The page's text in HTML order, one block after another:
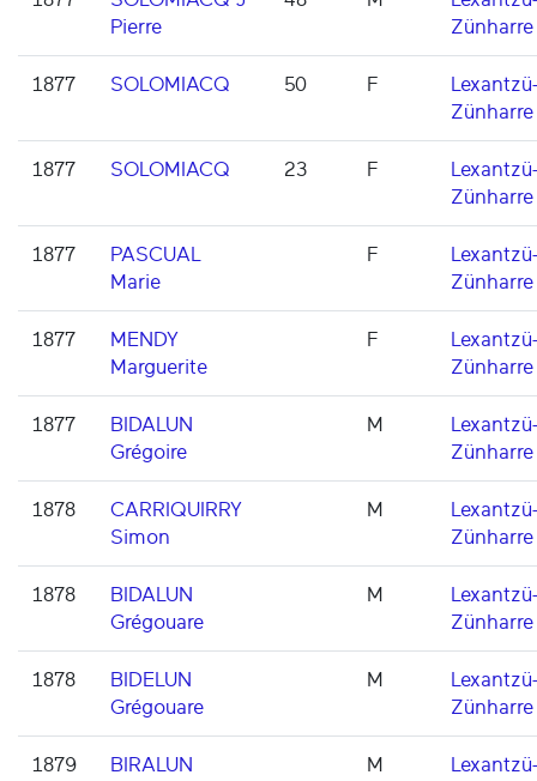
Pierre
Zünharre
1877 SOLOMIACQ 50 F
Lexantzü-
Zünharre
1877 SOLOMIACQ 23 F
Lexantzü-
Zünharre
1877
PASCUAL
Marie
F
Lexantzü-
Zünharre
1877
MENDY
Marguerite
F
Lexantzü-
Zünharre
1877
BIDALUN
Grégoire
M
Lexantzü-
Zünharre
1878
CARRIQUIRRY
Simon
M
Lexantzü-
Zünharre
1878
BIDALUN
Grégouare
M
Lexantzü-
Zünharre
1878
BIDELUN
Grégouare
M
Lexantzü-
Zünharre
1879
BIRALUN
M
Lexantzü-